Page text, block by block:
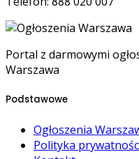
Portal z darmowymi
Warszawa
Podstawowe
Ogłoszenia
Polityka